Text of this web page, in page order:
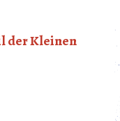
der Kleinen